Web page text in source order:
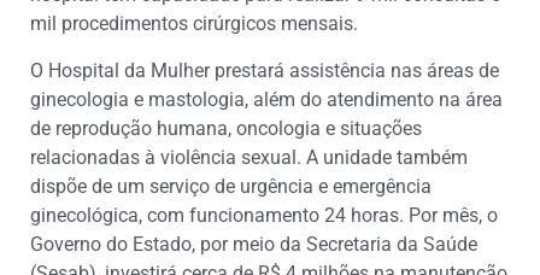
mil procedimentos cirúrgicos mensais.
O Hospital da Mulher prestará assistência nas áreas de
ginecologia e mastologia, além do atendimento na área
de reprodução humana, oncologia e situações
relacionadas à violência sexual. A unidade também
dispõe de um serviço de urgência e emergência
ginecológica, com funcionamento 24 horas. Por mês, o
Governo do Estado, por meio da Secretaria da Saúde